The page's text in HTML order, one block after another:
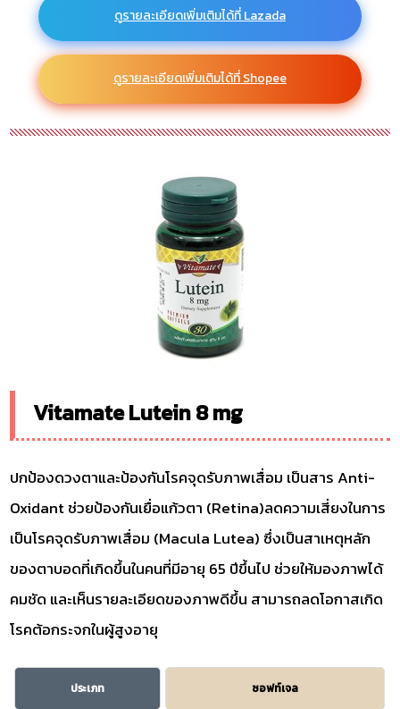
ดูรายละเอียดเพิ่มเติมได้ที่ Lazada
ดูรายละเอียดเพิ่มเติมได้ที่ Shopee
Vitamate Lutein 8 mg
ปกป้องดวงตาและป้องกันโรคจุดรับภาพเสื่อม เป็นสาร Anti-
Oxidant ช่วยป้องกันเยื่อแก้วตา (Retina)ลดความเสี่ยงในการ
เป็นโรคจุดรับภาพเสื่อม (Macula Lutea) ซึ่งเป็นสาเหตุหลัก
ของตาบอดที่เกิดขึ้นในคนที่มีอายุ 65 ปีขึ้นไป ช่วยให้มองภาพได้
คมชัด และเห็นรายละเอียดของภาพดีขึ้น สามารถลดโอกาสเกิด
โรคต้อกระจกในผู้สูงอายุ
ประเภท ซอฟท์เจล